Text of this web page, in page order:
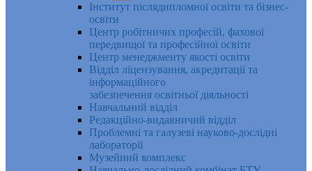
Інститут післядипломної освіти та бізнес-
освіти
Центр робітничих професій, фахової
передвищої та професійної освіти
Центр менеджменту якості освіти
Відділ ліцензування, акредитації та
інформаційного
забезпечення освітньої діяльності
Навчальний відділ
Редакційно-видавничий відділ
Проблемні та галузеві науково-дослідні
лабораторії
Музейний комплекс